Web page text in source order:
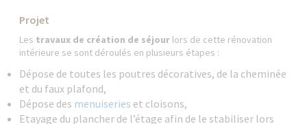
Projet
Les travaux de création de séjour lors de cette rénovation
intérieure se sont déroulés en plusieurs étapes :
Dépose de toutes les poutres décoratives, de la cheminée
et du faux plafond,
Dépose des menuiseries et cloisons,
Etayage du plancher de l’étage afin de le stabiliser lors